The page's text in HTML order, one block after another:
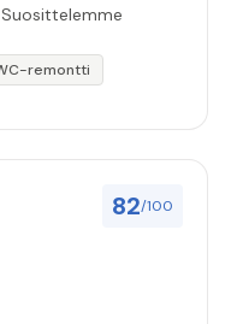
remontti
82/100